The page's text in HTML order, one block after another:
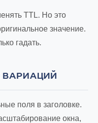
TTL. Но это
значение.
гадать.
ВАРИАЦИЙ
поля в заголовке.
окна,